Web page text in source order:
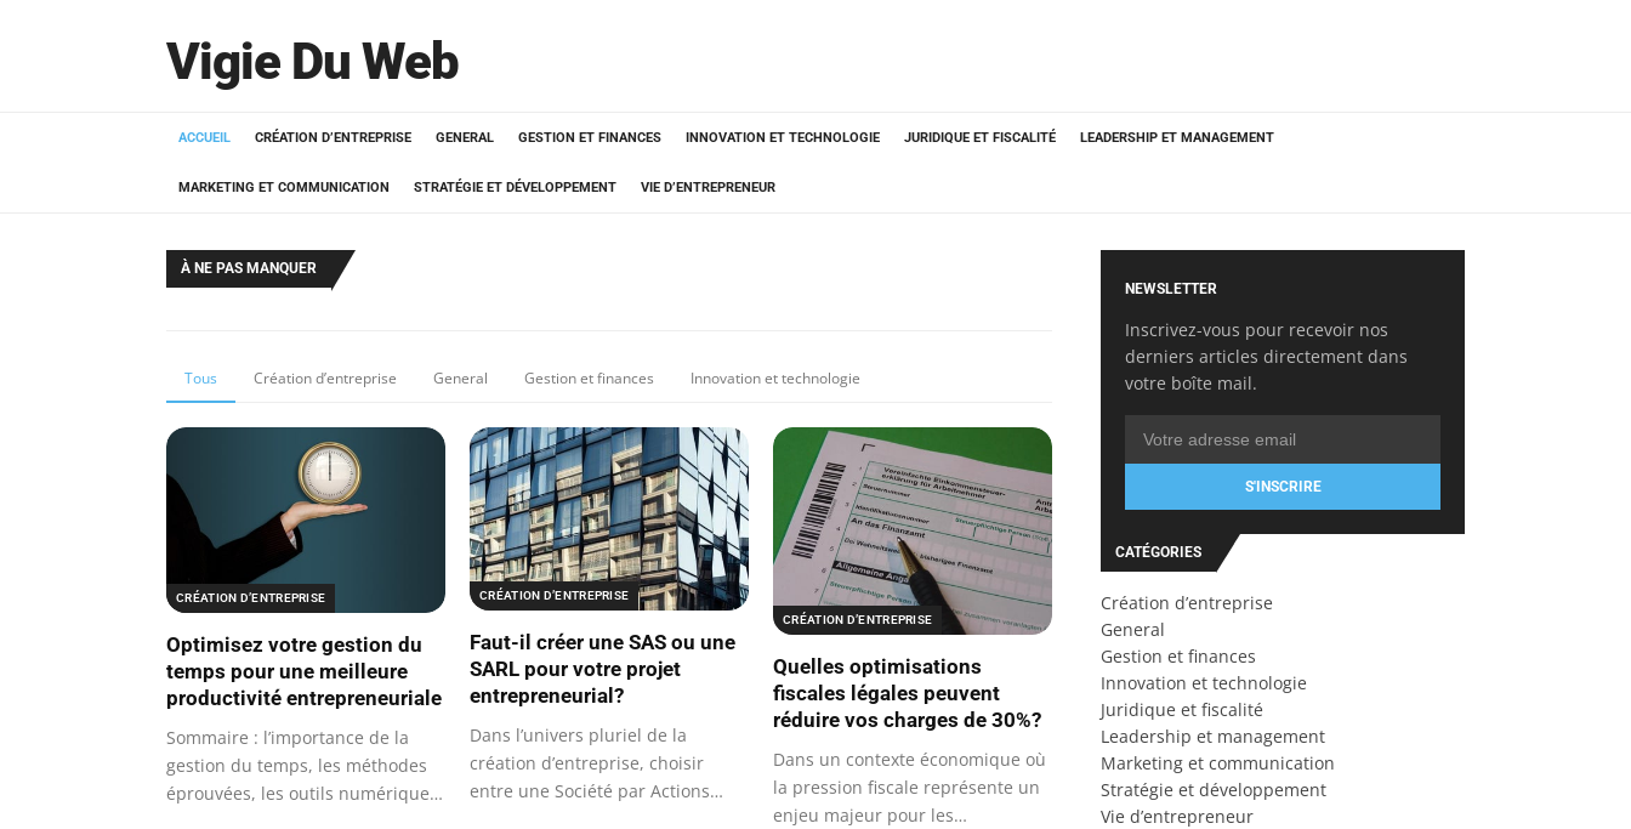
Vigie Du Web
ACCUEIL CRÉATION D’ENTREPRISE GENERAL GESTION ET FINANCES INNOVATION ET TECHNOLOGIE JURIDIQUE ET FISCALITÉ LEADERSHIP ET MANAGEMENT
MARKETING ET COMMUNICATION STRATÉGIE ET DÉVELOPPEMENT VIE D’ENTREPRENEUR
À NE PAS MANQUER
Tous Création d’entreprise General Gestion et finances Innovation et technologie
CRÉATION D’ENTREPRISE
Optimisez votre gestion du
temps pour une meilleure
productivité entrepreneuriale
Sommaire : l’importance de la
gestion du temps, les méthodes
éprouvées, les outils numériques
CRÉATION D’ENTREPRISE
Faut-il créer une SAS ou une
SARL pour votre projet
entrepreneurial?
Dans l’univers pluriel de la
création d’entreprise, choisir
entre une Société par Actions…
CRÉATION D’ENTREPRISE
Quelles optimisations
fiscales légales peuvent
réduire vos charges de 30%?
Dans un contexte économique où
la pression fiscale représente un
enjeu majeur pour les
NEWSLETTER
Inscrivez-vous pour recevoir nos
derniers articles directement dans
votre boîte mail.
S'INSCRIRE
CATÉGORIES
Création d’entreprise
General
Gestion et finances
Innovation et technologie
Juridique et fiscalité
Leadership et management
Marketing et communication
Stratégie et développement
Vie d’entrepreneur